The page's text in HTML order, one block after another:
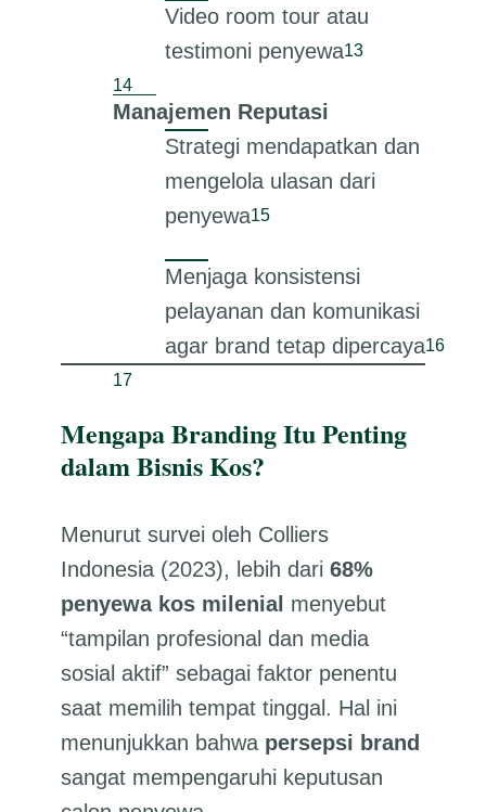
Video room tour atau
testimoni penyewa
Manajemen Reputasi
Strategi mendapatkan dan
mengelola ulasan dari
penyewa
Menjaga konsistensi
pelayanan dan komunikasi
agar brand tetap dipercaya
Mengapa Branding Itu Penting
dalam Bisnis Kos?
Menurut survei oleh Colliers
Indonesia (2023), lebih dari 68%
penyewa kos milenial menyebut
“tampilan profesional dan media
sosial aktif” sebagai faktor penentu
saat memilih tempat tinggal. Hal ini
menunjukkan bahwa persepsi brand
sangat mempengaruhi keputusan